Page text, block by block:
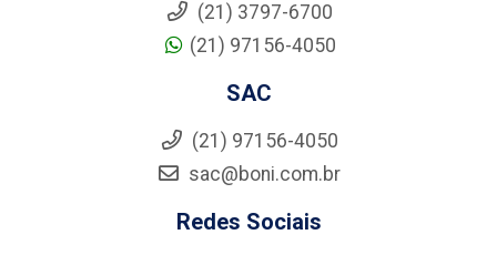
(21) 3797-6700
(21) 97156-4050
SAC
(21) 97156-4050
sac@boni.com.br
Redes Sociais